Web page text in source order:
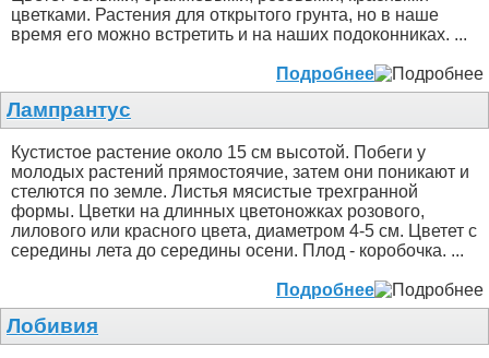
цветками. Растения для открытого грунта, но в наше
время его можно встретить и на наших подоконниках. ...
Подробнее
Лампрантус
Кустистое растение около 15 см высотой. Побеги у
молодых растений прямостоячие, затем они поникают и
стелются по земле. Листья мясистые трехгранной
формы. Цветки на длинных цветоножках розового,
лилового или красного цвета, диаметром 4-5 см. Цветет с
середины лета до середины осени. Плод - коробочка. ...
Подробнее
Лобивия